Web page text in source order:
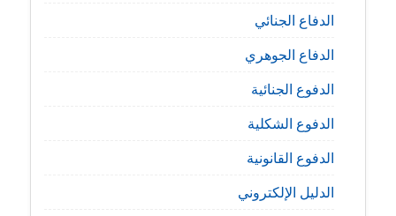
الدفاع الجنائي
الدفاع الجوهري
الدفوع الجنائية
الدفوع الشكلية
الدفوع القانونية
الدليل الإلكتروني